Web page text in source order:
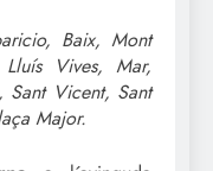
Baix, Mont
Vives, Mar,
Sant Vicent, Sant
Major.